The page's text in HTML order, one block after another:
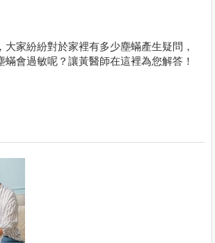
家紛紛對於家裡有多少塵蟎產生疑問，
會過敏呢？讓黃醫師在這裡為您解答！